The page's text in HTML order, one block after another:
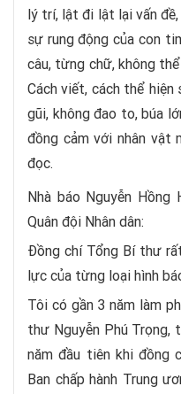
lý trí, lật đi lật lại vấn
sự rung động của con
câu, từng chữ, không
Cách viết, cách thể hiện
gũi, không đao to, búa
đồng cảm với nhân vật
đọc.
Nhà báo Nguyễn
Quân đội Nhân dân:
Đồng chí Tổng Bí thư
lực của từng loại hình
Tôi có gần 3 năm làm
thư Nguyễn Phú Trọng,
năm đầu tiên khi đồng
Ban chấp hành Trung